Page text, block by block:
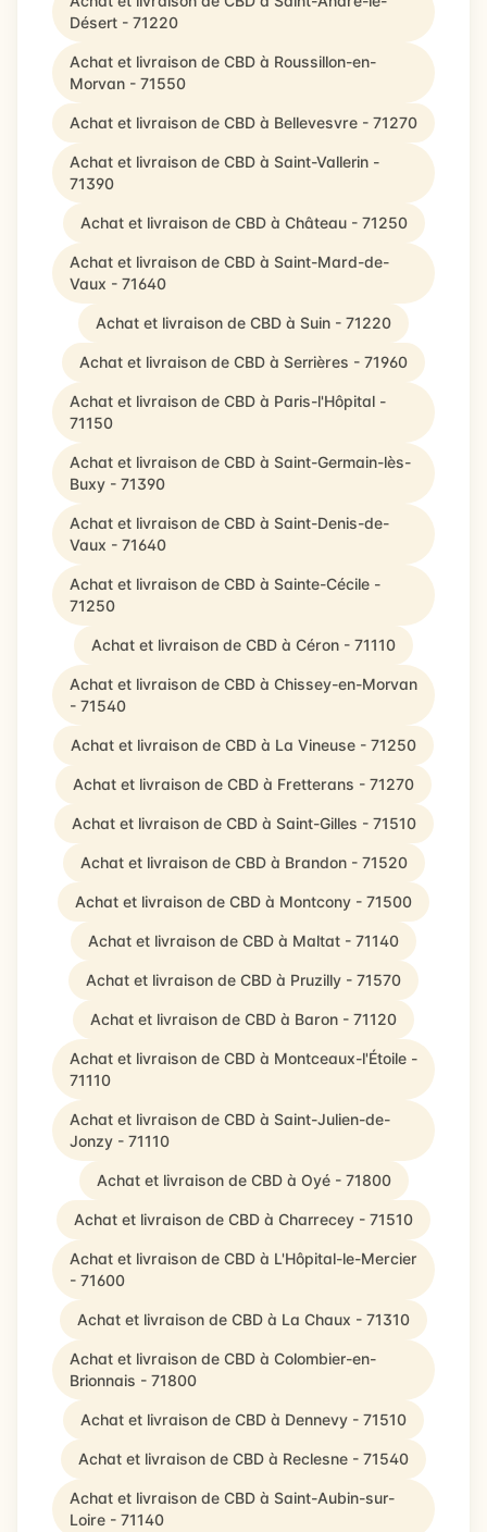
Désert - 71220
Achat et livraison de CBD à Roussillon-en-
Morvan - 71550
Achat et livraison de CBD à Bellevesvre - 71270
Achat et livraison de CBD à Saint-Vallerin -
71390
Achat et livraison de CBD à Château - 71250
Achat et livraison de CBD à Saint-Mard-de-
Vaux - 71640
Achat et livraison de CBD à Suin - 71220
Achat et livraison de CBD à Serrières - 71960
Achat et livraison de CBD à Paris-l'Hôpital -
71150
Achat et livraison de CBD à Saint-Germain-lès-
Buxy - 71390
Achat et livraison de CBD à Saint-Denis-de-
Vaux - 71640
Achat et livraison de CBD à Sainte-Cécile -
71250
Achat et livraison de CBD à Céron - 71110
Achat et livraison de CBD à Chissey-en-Morvan
- 71540
Achat et livraison de CBD à La Vineuse - 71250
Achat et livraison de CBD à Fretterans - 71270
Achat et livraison de CBD à Saint-Gilles - 71510
Achat et livraison de CBD à Brandon - 71520
Achat et livraison de CBD à Montcony - 71500
Achat et livraison de CBD à Maltat - 71140
Achat et livraison de CBD à Pruzilly - 71570
Achat et livraison de CBD à Baron - 71120
Achat et livraison de CBD à Montceaux-l'Étoile -
71110
Achat et livraison de CBD à Saint-Julien-de-
Jonzy - 71110
Achat et livraison de CBD à Oyé - 71800
Achat et livraison de CBD à Charrecey - 71510
Achat et livraison de CBD à L'Hôpital-le-Mercier
- 71600
Achat et livraison de CBD à La Chaux - 71310
Achat et livraison de CBD à Colombier-en-
Brionnais - 71800
Achat et livraison de CBD à Dennevy - 71510
Achat et livraison de CBD à Reclesne - 71540
Achat et livraison de CBD à Saint-Aubin-sur-
Loire - 71140